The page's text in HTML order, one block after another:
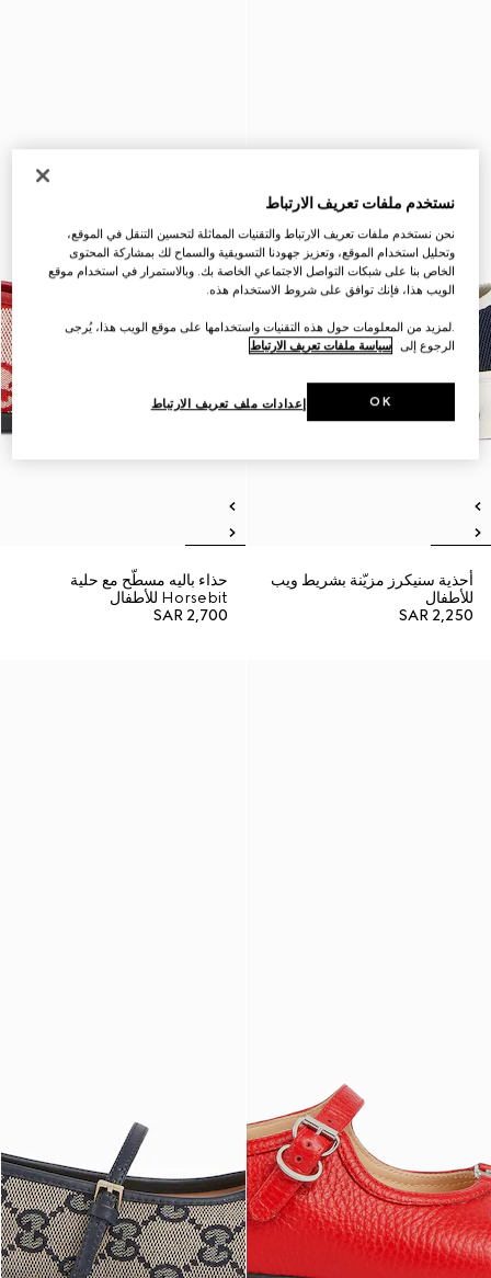
أحذية سنيكرز مزيّنة بشريط ويب
للأطفال
SAR 2,250
حذاء باليه مسطّح مع حلية
Horsebit للأطفال
SAR 2,700
نستخدم ملفات تعريف الارتباط
نحن نستخدم ملفات تعريف الارتباط والتقنيات المماثلة لتحسين التنقل في الموقع،
وتحليل استخدام الموقع، وتعزيز جهودنا التسويقية والسماح لك بمشاركة المحتوى
الخاص بنا على شبكات التواصل الاجتماعي الخاصة بك. وبالاستمرار في استخدام موقع
الويب هذا، فإنك توافق على شروط الاستخدام هذه.
.لمزيد من المعلومات حول هذه التقنيات واستخدامها على موقع الويب هذا، يُرجى
الرجوع إلى سياسة ملفات تعريف الارتباط
إعدادات ملف تعريف الارتباط OK